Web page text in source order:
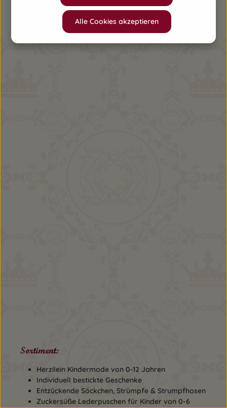
Sortiment:
Herzilein Kindermode von 0-12 Jahren
Individuell bestickte Geschenke
Entzückende Söckchen, Strümpfe & Strumpfhosen
Zuckersüße Lederpuschen für Kinder von 0-6
Alle Cookies akzeptieren